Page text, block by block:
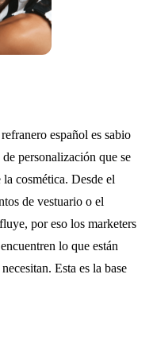
español es sabio
personalización que se
cosmética. Desde el
de vestuario o el
por eso los marketers
lo que están
Esta es la base